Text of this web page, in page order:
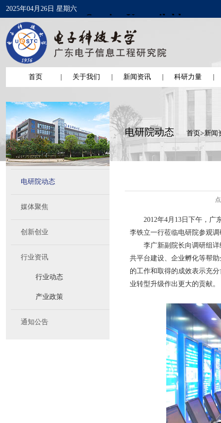
2025年04月26日 星期六
首页 关于我们 新闻资讯 科研力量
电研院动态
媒体聚焦
创新创业
行业资讯
行业动态
产业政策
通知公告
电研院动态 首页>新闻
2012年4月13日下午，
李铁立一行莅临电研院参观
李广新副院长向调研组
共平台建设、企业孵化等帮
的工作和取得的成效表示充
业转型升级作出更大的贡献。